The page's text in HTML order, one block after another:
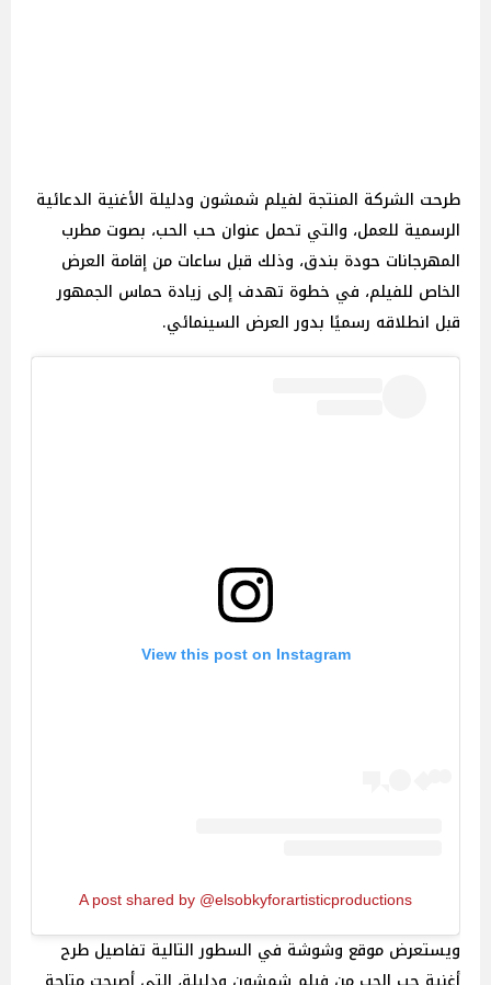
طرحت الشركة المنتجة لفيلم شمشون ودليلة الأغنية الدعائية
الرسمية للعمل، والتي تحمل عنوان حب الحب، بصوت مطرب
المهرجانات حودة بندق، وذلك قبل ساعات من إقامة العرض
الخاص للفيلم، في خطوة تهدف إلى زيادة حماس الجمهور
قبل انطلاقه رسميًا بدور العرض السينمائي.
View this post on Instagram
A post shared by @elsobkyforartisticproductions
ويستعرض موقع وشوشة في السطور التالية تفاصيل طرح